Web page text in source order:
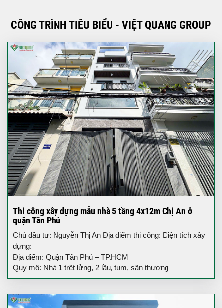
CÔNG TRÌNH TIÊU BIỂU - VIỆT QUANG GROUP
Thi công xây dựng mẫu nhà 5 tầng 4x12m Chị An ở
quận Tân Phú
Chủ đầu tư: Nguyễn Thị An Địa điểm thi công: Diện tích xây
dựng:
Địa điểm: Quận Tân Phú – TP.HCM
Quy mô: Nhà 1 trệt lửng, 2 lầu, tum, sân thượng